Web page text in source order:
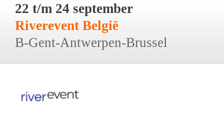
22 t/m 24 september
Riverevent België
B-Gent-Antwerpen-Brussel